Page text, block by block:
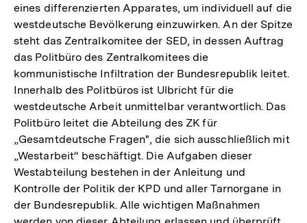
eines differenzierten Apparates, um individuell auf die
westdeutsche Bevölkerung einzuwirken. An der Spitze
steht das Zentralkomitee der SED, in dessen Auftrag
das Politbüro des Zentralkomitees die
kommunistische Infiltration der Bundesrepublik leitet.
Innerhalb des Politbüros ist Ulbricht für die
westdeutsche Arbeit unmittelbar verantwortlich. Das
Politbüro leitet die Abteilung des ZK für
„Gesamtdeutsche Fragen", die sich ausschließlich mit
„Westarbeit“ beschäftigt. Die Aufgaben dieser
Westabteilung bestehen in der Anleitung und
Kontrolle der Politik der KPD und aller Tarnorgane in
der Bundesrepublik. Alle wichtigen Maßnahmen